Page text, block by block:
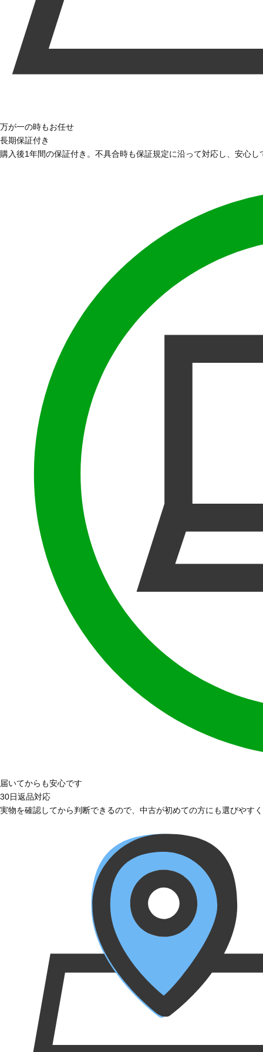
万が一の時もお任せ
長期保証付き
購入後1年間の保証付き。不具合時も保証規定に沿って対応し、安心
届いてからも安心です
30日返品対応
実物を確認してから判断できるので、中古が初めての方にも選びやす